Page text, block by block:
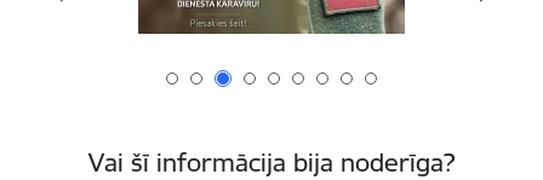
Vai šī informācija bija noderīga?